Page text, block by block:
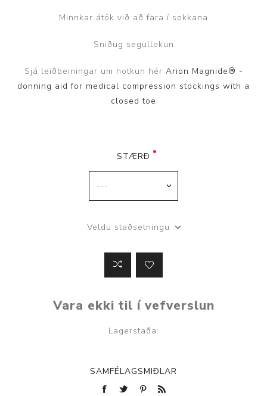
Minnkar átök við að fara í sokkana
Sniðug segullokun
Sjá leiðbeiningar um notkun hér Arion Magnide® -
donning aid for medical compression stockings with a
closed toe
STÆRÐ
Veldu staðsetningu
Vara ekki til í vefverslun
Lagerstaða:
SAMFÉLAGSMIÐLAR